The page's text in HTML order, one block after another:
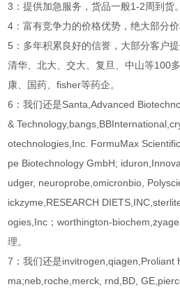
3：提供加急服务，货品一般1-2周到货。
4：富有竞争力的价格优势，绝大部分价
5：多年积累良好的信誉，大部分客户
清华、北大、交大、复旦、中山等100
康、国药、fisher等药企。
6：我们还是Santa,Advanced
&
otechnologies,Inc. FormuMax
pe Biotechnology GmbH;
udger, neuroprobe,omicronbio,
ickzyme,RESEARCH
ogies,Inc；worthington-
理。
7：我们还是invitrogen,qiagen,Proliant
ma;neb,roche,merck, rnd,BD,